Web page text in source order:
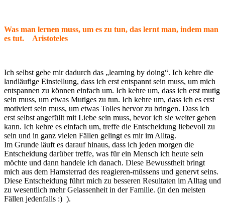
Was man lernen muss, um es zu tun, das lernt man, indem man
es tut. Aristoteles
Ich selbst gebe mir dadurch das „learning by doing“. Ich kehre die
landläufige Einstellung, dass ich erst entspannt sein muss, um mich
entspannen zu können einfach um. Ich kehre um, dass ich erst mutig
sein muss, um etwas Mutiges zu tun. Ich kehre um, dass ich es erst
motiviert sein muss, um etwas Tolles hervor zu bringen. Dass ich
erst selbst angefüllt mit Liebe sein muss, bevor ich sie weiter geben
kann. Ich kehre es einfach um, treffe die Entscheidung liebevoll zu
sein und in ganz vielen Fällen gelingt es mir im Alltag.
Im Grunde läuft es darauf hinaus, dass ich jeden morgen die
Entscheidung darüber treffe, was für ein Mensch ich heute sein
möchte und dann handele ich danach. Diese Bewusstheit bringt
mich aus dem Hamsterrad des reagieren-müssens und genervt seins.
Diese Entscheidung führt mich zu besseren Resultaten im Alltag und
zu wesentlich mehr Gelassenheit in der Familie. (in den meisten
Fällen jedenfalls :) ).